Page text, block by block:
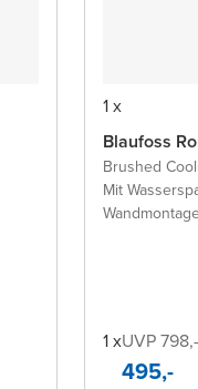
1 x
Blaufoss
Brushed
Mit
1 xUVP 798,-
495,-